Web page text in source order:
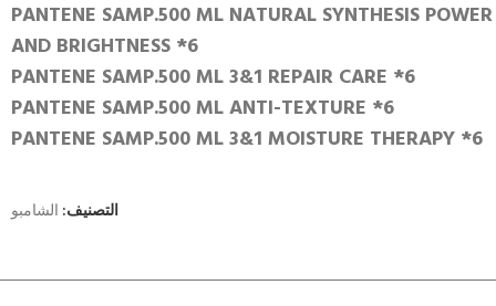
PANTENE SAMP.500 ML NATURAL SYNTHESIS POWER
AND BRIGHTNESS *6
PANTENE SAMP.500 ML 3&1 REPAIR CARE *6
PANTENE SAMP.500 ML ANTI-TEXTURE *6
PANTENE SAMP.500 ML 3&1 MOISTURE THERAPY *6
التصنيف: الشامبو